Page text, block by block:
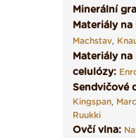
Minerální
Materiály na
Machstav,
Materiály na
celulózy:
Sendvičové
Kingspan,
Ruukki
Ovčí vlna: